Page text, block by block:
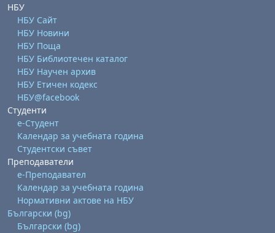
НБУ
НБУ Сайт
НБУ Новини
НБУ Поща
НБУ Библиотечен каталог
НБУ Научен архив
НБУ Етичен кодекс
НБУ@facebook
Студенти
е-Студент
Календар за учебната година
Студентски съвет
Преподаватели
е-Преподавател
Календар за учебната година
Нормативни актове на НБУ
Български ‎(bg)‎
Български ‎(bg)‎